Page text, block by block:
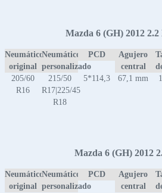
Mazda 6 (GH) 2012
Neumático
original
Neumático
personalizado
PCD
Agujero
central
205/60
R16
215/50
R17|225/45
R18
5*114,3 67,1 mm
Mazda 6 (GH) 2012
Neumático
original
Neumático
personalizado
PCD
Agujero
central